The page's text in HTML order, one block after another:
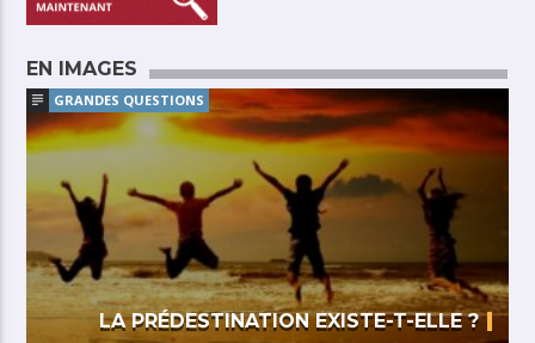
EN IMAGES
GRANDES QUESTIONS
LA PRÉDESTINATION EXISTE-T-ELLE ?